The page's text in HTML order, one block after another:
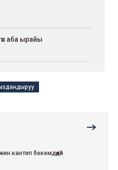
аба ырайы
кантип бекемдөөдө?